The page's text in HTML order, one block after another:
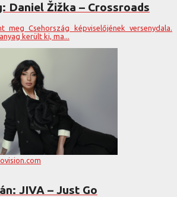
Daniel Žižka – Crossroads
meg Csehország képviselőjének versenydala.
került ki, ma...
JIVA – Just Go